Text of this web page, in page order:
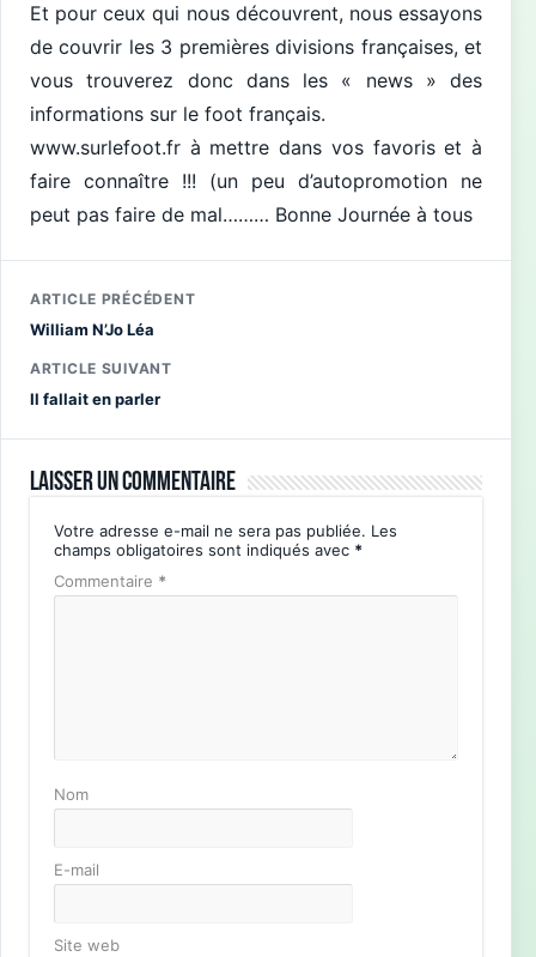
Et pour ceux qui nous découvrent, nous essayons
de couvrir les 3 premières divisions françaises, et
vous trouverez donc dans les « news » des
informations sur le foot français.
www.surlefoot.fr à mettre dans vos favoris et à
faire connaître !!! (un peu d’autopromotion ne
peut pas faire de mal……… Bonne Journée à tous
ARTICLE PRÉCÉDENT
William N’Jo Léa
ARTICLE SUIVANT
Il fallait en parler
Laisser un commentaire
Votre adresse e-mail ne sera pas publiée. Les
champs obligatoires sont indiqués avec *
Commentaire *
Nom
E-mail
Site web